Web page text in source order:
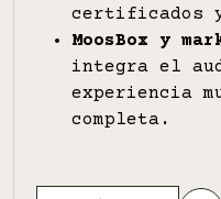
certificados
MoosBox y
integra el
experiencia
completa.